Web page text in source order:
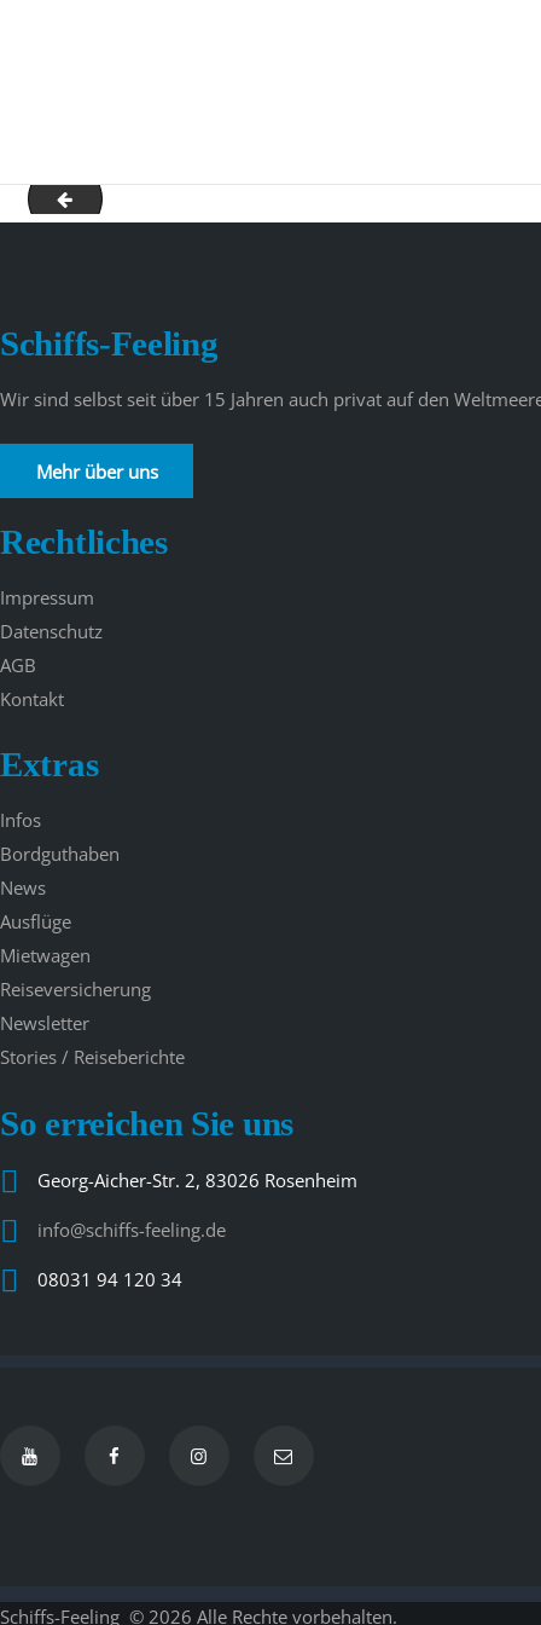
Angebote Nicko 23.01.2021 1_page-0004
Schiffs-Feeling
Wir sind selbst seit über 15 Jahren auch privat auf den
Mehr über uns
Rechtliches
Impressum
Datenschutz
AGB
Kontakt
Extras
Infos
Bordguthaben
News
Ausflüge
Mietwagen
Reiseversicherung
Newsletter
Stories / Reiseberichte
So erreichen Sie uns
Georg-Aicher-Str. 2, 83026 Rosenheim
info@schiffs-feeling.de
08031 94 120 34
Schiffs-Feeling © 2026 Alle Rechte vorbehalten.